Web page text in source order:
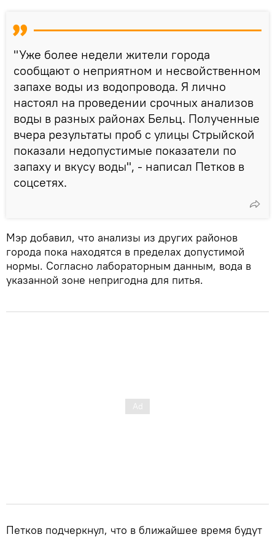
"Уже более недели жители города
сообщают о неприятном и несвойственном
запахе воды из водопровода. Я лично
настоял на проведении срочных анализов
воды в разных районах Бельц. Полученные
вчера результаты проб с улицы Стрыйской
показали недопустимые показатели по
запаху и вкусу воды", - написал Петков в
соцсетях.
Мэр добавил, что анализы из других районов
города пока находятся в пределах допустимой
нормы. Согласно лабораторным данным, вода в
указанной зоне непригодна для питья.
Петков подчеркнул, что в ближайшее время будут